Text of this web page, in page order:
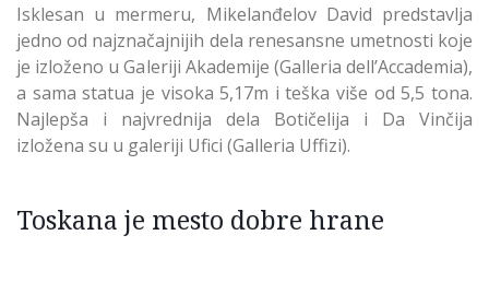
Isklesan u mermeru, Mikelanđelov David predstavlja
jedno od najznačajnijih dela renesansne umetnosti koje
je izloženo u Galeriji Akademije (Galleria dell’Accademia),
a sama statua je visoka 5,17m i teška više od 5,5 tona.
Najlepša i najvrednija dela Botičelija i Da Vinčija
izložena su u galeriji Ufici (Galleria Uffizi).
Toskana je mesto dobre hrane